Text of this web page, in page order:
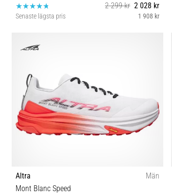
2 299 kr 2 028 kr
Senaste lägsta pris 1 908 kr
Altra
Män
Mont Blanc Speed